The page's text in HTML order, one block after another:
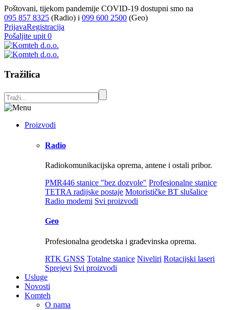
Poštovani, tijekom pandemije COVID-19 dostupni smo na
095 857 8325 (Radio) i 099 600 2500 (Geo)
PrijavaRegistracija
Pošaljite upit 0
Tražilica
Proizvodi
Radio
Radiokomunikacijska oprema, antene i ostali pribor.
PMR446 stanice "bez dozvole" Profesionalne stanice
TETRA radijske postaje Motorističke BT slušalice
Radio modemi Svi proizvodi
Geo
Profesionalna geodetska i građevinska oprema.
RTK GNSS Totalne stanice Niveliri Rotacijski laseri
Sprejevi Svi proizvodi
Usluge
Novosti
Komteh
O nama